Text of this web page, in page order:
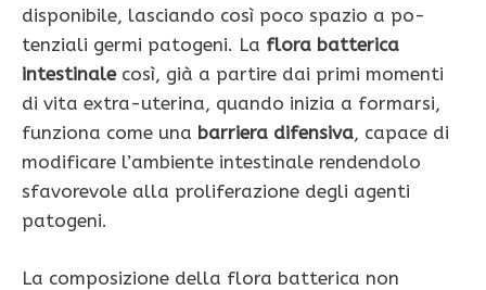
disponibile, lasciando così poco spazio a po­
tenziali germi patogeni. La flora batterica
intestinalecosì, già a partire dai primi momenti
di vita extra-uterina, quando inizia a formarsi,
funziona come una bar­riera difensiva, capace di
modificare l’ambiente intestinale rendendolo
sfavorevole alla proliferazione degli agenti
patogeni.
La composizione della flora batterica non